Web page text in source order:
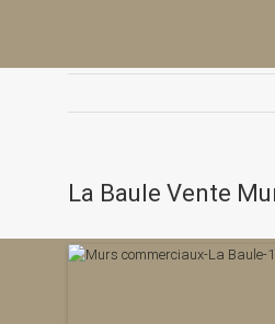
La Baule Vente